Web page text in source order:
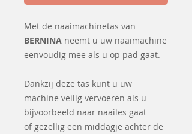
Met de naaimachinetas van
BERNINA neemt u uw naaimachine
eenvoudig mee als u op pad gaat.
Dankzij deze tas kunt u uw
machine veilig vervoeren als u
bijvoorbeeld naar naailes gaat
of gezellig een middagje achter de